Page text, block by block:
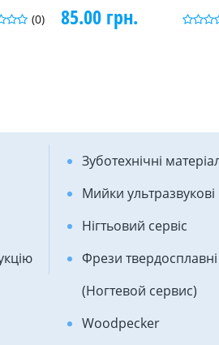
(0) 85.00 грн.
Зуботехнічні
Мийки ультразвукові
Нігтьовий сервіс
Фрези твердосплавні
(Ногтевой сервис)
Woodpecker